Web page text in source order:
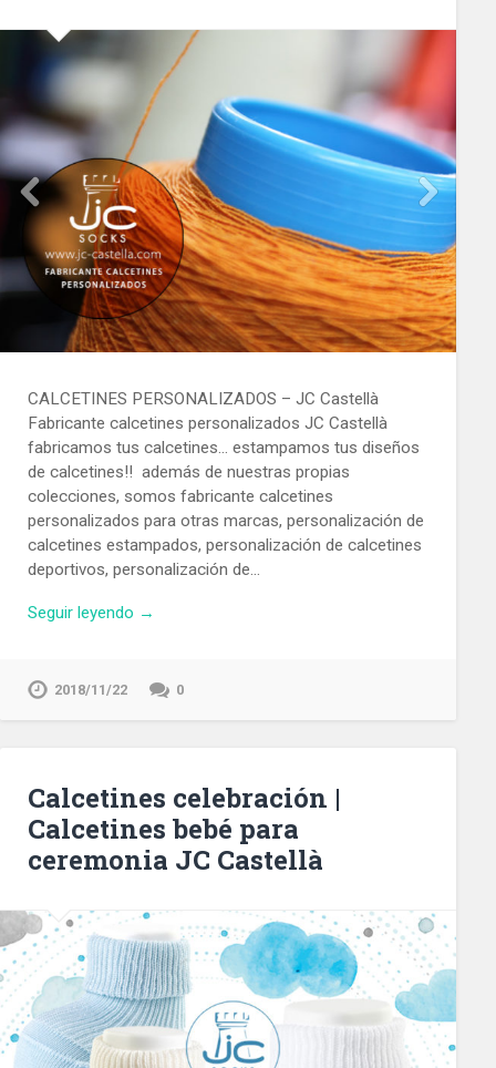
CALCETINES PERSONALIZADOS – JC Castellà
Fabricante calcetines personalizados JC Castellà
fabricamos tus calcetines… estampamos tus diseños
de calcetines!! además de nuestras propias
colecciones, somos fabricante calcetines
personalizados para otras marcas, personalización de
calcetines estampados, personalización de calcetines
deportivos, personalización de…
Seguir leyendo →
2018/11/22 0
Calcetines celebración |
Calcetines bebé para
ceremonia JC Castellà